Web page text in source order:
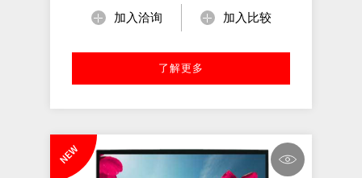
加入洽询 加入比较
了解更多
NEW